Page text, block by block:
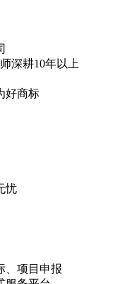
深耕10年以上
好商标
忧
、项目申报